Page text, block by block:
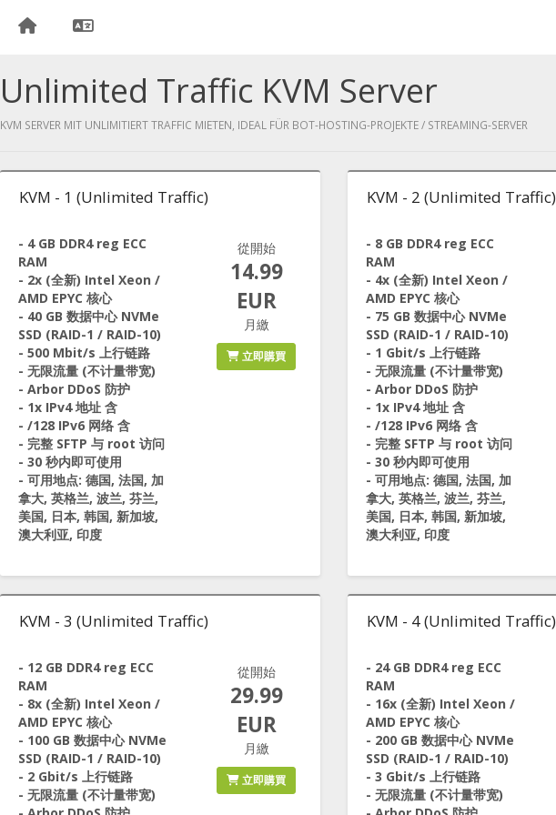
Unlimited Traffic KVM Server
KVM SERVER MIT UNLIMITIERT TRAFFIC MIETEN, IDEAL FÜR BOT-HOSTING-PROJEKTE / STREAMING-SERVER
KVM - 1 (Unlimited Traffic)
- 4 GB DDR4 reg ECC
RAM
- 2x (全新) Intel Xeon /
AMD EPYC 核心
- 40 GB 数据中心 NVMe
SSD (RAID-1 / RAID-10)
- 500 Mbit/s 上行链路
- 无限流量 (不计量带宽)
- Arbor DDoS 防护
- 1x IPv4 地址 含
- /128 IPv6 网络 含
- 完整 SFTP 与 root 访问
- 30 秒内即可使用
- 可用地点: 德国, 法国, 加
拿大, 英格兰, 波兰, 芬兰,
美国, 日本, 韩国, 新加坡,
澳大利亚, 印度
從開始
14.99
EUR
月繳
立即購買
KVM - 2 (Unlimited Traffic)
- 8 GB DDR4 reg ECC
RAM
- 4x (全新) Intel Xeon /
AMD EPYC 核心
- 75 GB 数据中心 NVMe
SSD (RAID-1 / RAID-10)
- 1 Gbit/s 上行链路
- 无限流量 (不计量带宽)
- Arbor DDoS 防护
- 1x IPv4 地址 含
- /128 IPv6 网络 含
- 完整 SFTP 与 root 访问
- 30 秒内即可使用
- 可用地点: 德国, 法国, 加
拿大, 英格兰, 波兰, 芬兰,
美国, 日本, 韩国, 新加坡,
澳大利亚, 印度
KVM - 3 (Unlimited Traffic)
- 12 GB DDR4 reg ECC
RAM
- 8x (全新) Intel Xeon /
AMD EPYC 核心
- 100 GB 数据中心 NVMe
SSD (RAID-1 / RAID-10)
- 2 Gbit/s 上行链路
- 无限流量 (不计量带宽)
從開始
29.99
EUR
月繳
立即購買
KVM - 4 (Unlimited Traffic)
- 24 GB DDR4 reg ECC
RAM
- 16x (全新) Intel Xeon /
AMD EPYC 核心
- 200 GB 数据中心 NVMe
SSD (RAID-1 / RAID-10)
- 3 Gbit/s 上行链路
- 无限流量 (不计量带宽)